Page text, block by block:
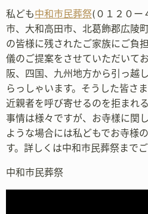
私ども中和市民葬祭(０１２０ー
市、大和高田市、北葛飾郡広陵
の皆様に残されたご家族にご負
儀のご提案をさせていただいて
阪、四国、九州地方から引っ越
らっしゃいます。そうした皆さ
近親者を呼び寄せるのを拒まれ
事情は様々ですが、お寺樣に関
ような場合には私どもでお寺様
す。詳しくは中和市民葬祭までご
中和市民葬祭